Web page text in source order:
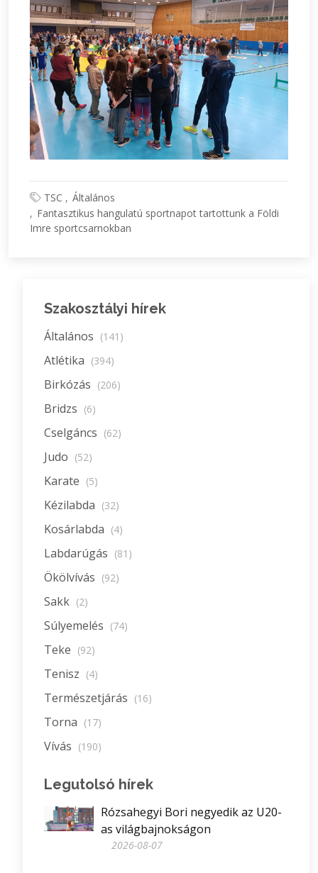
TSC
Általános
Fantasztikus hangulatú sportnapot tartottunk a Földi
Imre sportcsarnokban
Szakosztályi hírek
Általános (141)
Atlétika (394)
Birkózás (206)
Bridzs (6)
Cselgáncs (62)
Judo (52)
Karate (5)
Kézilabda (32)
Kosárlabda (4)
Labdarúgás (81)
Ökölvívás (92)
Sakk (2)
Súlyemelés (74)
Teke (92)
Tenisz (4)
Természetjárás (16)
Torna (17)
Vívás (190)
Legutolsó hírek
Rózsahegyi Bori negyedik az U20-
as világbajnokságon
2026-08-07